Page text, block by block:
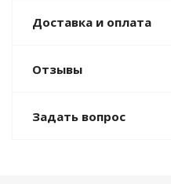
Доставка и оплата
Отзывы
Задать вопрос